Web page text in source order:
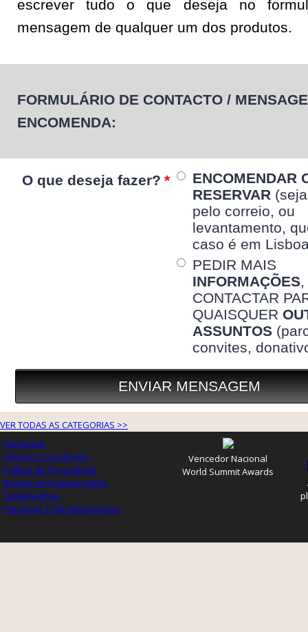
VER TODAS AS CATEGORIAS >>
Contactos
Termos e Condições
Política de Privacidade
Registo de Organizações
Testemunhos
Parcerias e Agradecimentos
Vencedor Nacional
World Summit Awards